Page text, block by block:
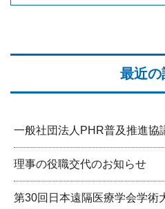
最近の
一般社団法人PHR普及推進協
理事の役職交代のお知らせ
第30回日本遠隔医療学会学